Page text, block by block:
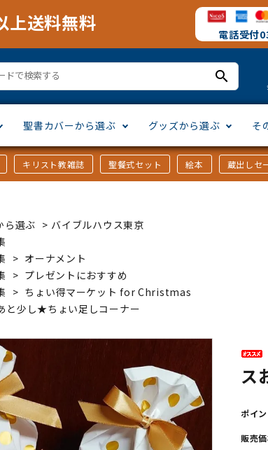
上送料無料 電話受
search
語 その他アジアの言語
聖書カバーから選ぶ グッズから選ぶ
ステイショナリー
ROM 用品/goods
そ
手帳・カレンダー
キリスト教雑誌 聖餐式セット 絵本 蔵出しセ
ら選ぶ > バイブルハウス東京
> オーナメント
> プレゼントにおすすめ
> ちょい得マーケット for Christmas
と少し★ちょい足しコーナー
ス
ポイ
販売